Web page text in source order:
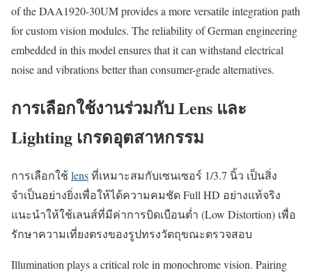
of the DAA1920-30UM provides a more versatile integration path
for custom vision modules. The reliability of German engineering
embedded in this model ensures that it can withstand electrical
noise and vibrations better than consumer-grade alternatives.
การเลือกใช้งานร่วมกับ Lens และ
Lighting เกรดอุตสาหกรรม
การเลือกใช้lensที่เหมาะสมกับเซนเซอร์ 1/3.7 นิ้ว เป็นสิ่ง
จำเป็นอย่างยิ่งเพื่อให้ได้ความคมชัด Full HD อย่างแท้จริง
แนะนำให้ใช้เลนส์ที่มีค่าการบิดเบือนต่ำ (Low Distortion) เพื่อ
รักษาความเที่ยงตรงของรูปทรงวัตถุขณะตรวจสอบ
Illumination plays a critical role in monochrome vision. Pairing